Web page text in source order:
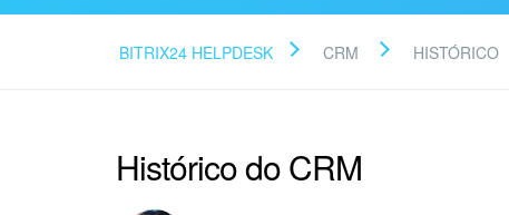
BITRIX24 HELPDESK CRM HISTÓRICO
Histórico do CRM